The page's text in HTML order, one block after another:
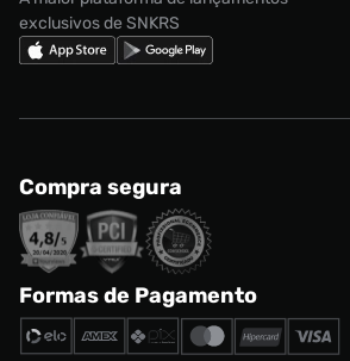
exclusivos de SNKRS
Compra segura
Formas de Pagamento